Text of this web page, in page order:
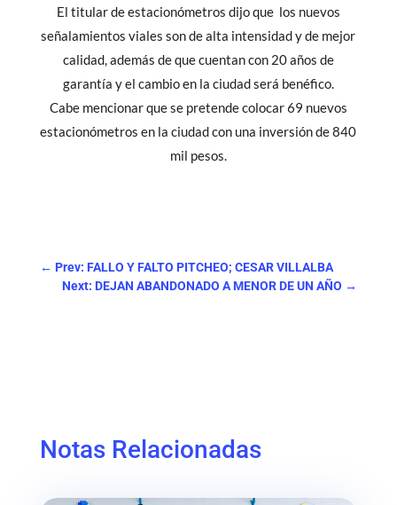
El titular de estacionómetros dijo que los nuevos
señalamientos viales son de alta intensidad y de mejor
calidad, además de que cuentan con 20 años de
garantía y el cambio en la ciudad será benéfico.
Cabe mencionar que se pretende colocar 69 nuevos
estacionómetros en la ciudad con una inversión de 840
mil pesos.
← Prev: FALLO Y FALTO PITCHEO; CESAR VILLALBA
Next: DEJAN ABANDONADO A MENOR DE UN AÑO →
Notas Relacionadas